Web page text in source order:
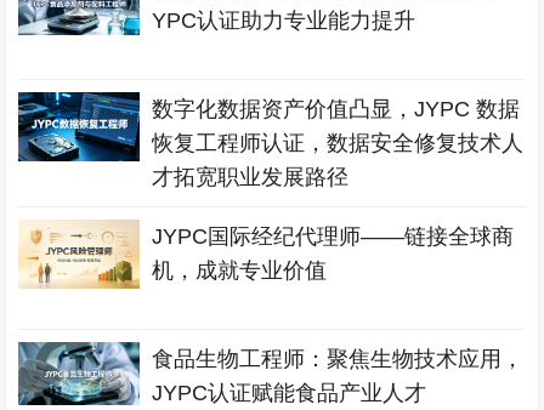
YPC认证助力专业能力提升
数字化数据资产价值凸显，JYPC 数据
恢复工程师认证，数据安全修复技术人
才拓宽职业发展路径
JYPC国际经纪代理师——链接全球商
机，成就专业价值
食品生物工程师：聚焦生物技术应用，
JYPC认证赋能食品产业人才